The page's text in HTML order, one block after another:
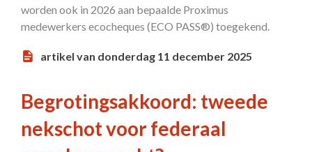
worden ook in 2026 aan bepaalde Proximus
medewerkers ecocheques (ECO PASS®) toegekend.
artikel van donderdag 11 december 2025
Begrotingsakkoord: tweede
nekschot voor federaal